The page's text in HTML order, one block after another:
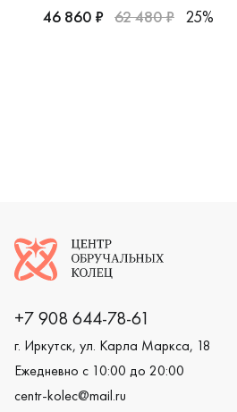
46 860 ₽ 62 480 ₽ 25%
Логотип компании
+7 908 644-78-61
г. Иркутск, ул. Карла Маркса, 18
Ежедневно с 10:00 до 20:00
centr-kolec@mail.ru